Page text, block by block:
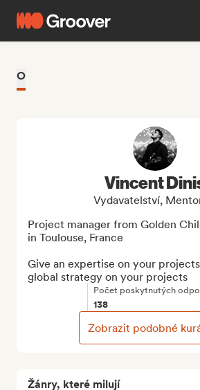
O
Žánry, které milují
Vincent
Vydavatelství,
Project manager from Golden
in Toulouse, France
Give an expertise on your
global strategy on your projects
Počet poskytnutých
138
Zobrazit podobné